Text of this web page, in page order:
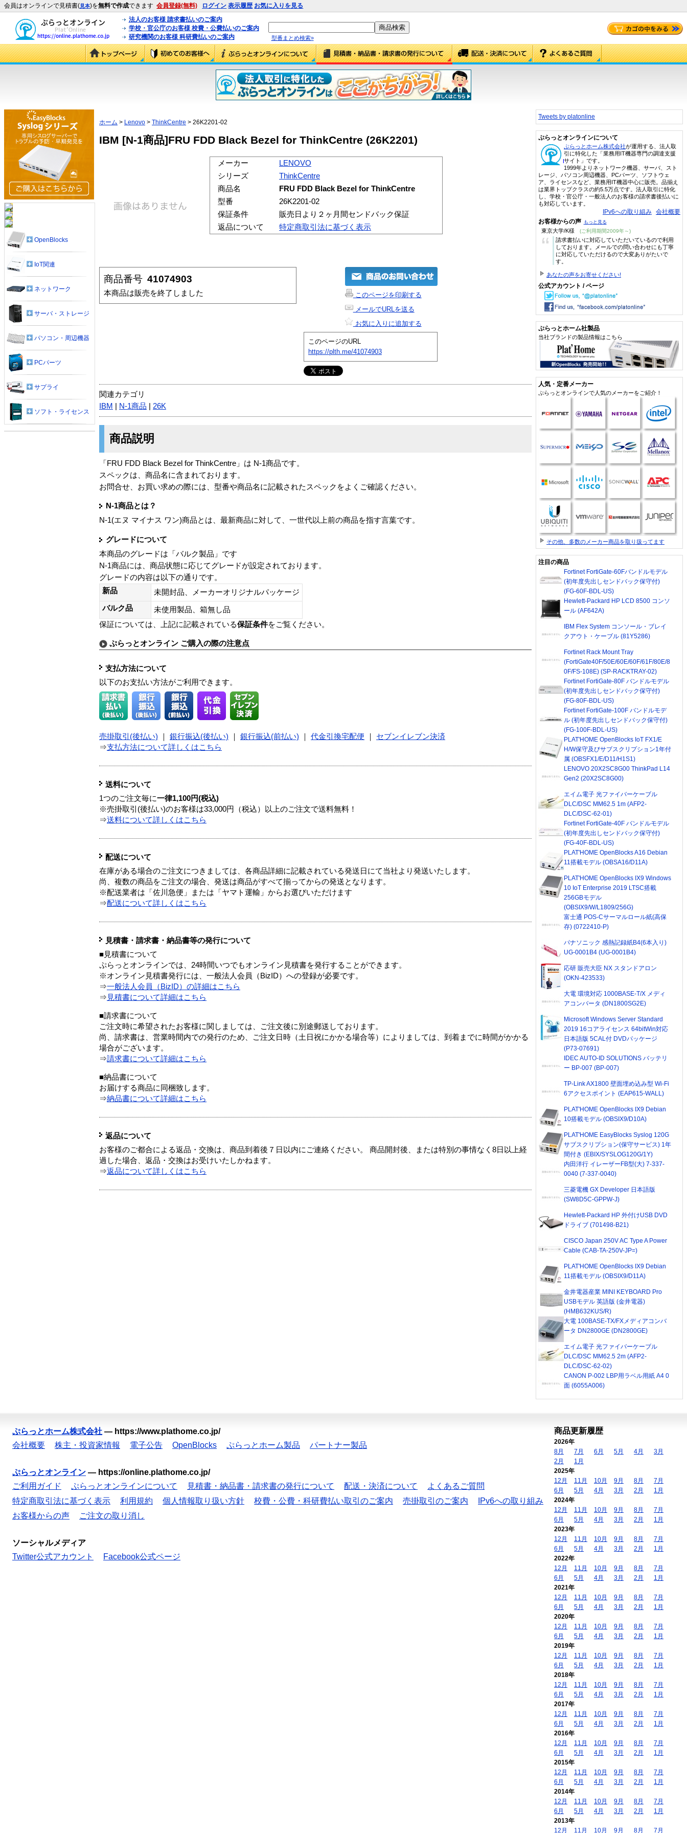
会員はオンラインで見積書(見本)を無料で作成できます 会員登録(無料) ログイン 表示履歴 お気に入りを見る
法人のお客様 請求書払いのご案内
学校・官公庁のお客様 校費・公費払いのご案内
研究機関のお客様 科研費払いのご案内
型番まとめ検索»
ホーム > Lenovo > ThinkCentre > 26K2201-02
IBM [N-1商品]FRU FDD Black Bezel for ThinkCentre (26K2201)
メーカー
LENOVO
シリーズ
ThinkCentre
商品名
FRU FDD Black Bezel for ThinkCentre
型番
26K2201-02
保証条件
販売日より２ヶ月間センドバック保証
返品について
特定商取引法に基づく表示
商品番号 41074903
本商品は販売を終了しました
このページを印刷する
メールでURLを送る
お気に入りに追加する
このページのURL
https://plth.me/41074903
関連カテゴリ
IBM
N-1商品 26K
商品説明
「FRU FDD Black Bezel for ThinkCentre」は N-1商品です。
スペックは、商品名に含まれております。
お問合せ、お買い求めの際には、型番や商品名に記載されたスペックをよくご確認ください。
N-1商品とは？
N-1(エヌ マイナス ワン)商品とは、最新商品に対して、一世代以上前の商品を指す言葉です。
グレードについて
本商品のグレードは「バルク製品」です
N-1商品には、商品状態に応じてグレードが設定されております。
グレードの内容は以下の通りです。
新品
未開封品、メーカーオリジナルパッケージ
バルク品
未使用製品、箱無し品
保証については、上記に記載されている保証条件をご覧ください。
ぷらっとオンライン ご購入の際の注意点
支払方法について
以下のお支払い方法がご利用できます。
売掛取引(後払い) 銀行振込(後払い) 銀行振込(前払い) 代金引換宅配便
セブンイレブン決済
⇒支払方法について詳しくはこちら
送料について
1つのご注文毎に一律1,100円(税込)
※売掛取引(後払い)のお客様は33,000円（税込）以上のご注文で送料無料！
⇒送料について詳しくはこちら
配送について
在庫がある場合のご注文につきましては、各商品詳細に記載されている発送日にて当社より発送いたします。
尚、複数の商品をご注文の場合、発送は商品がすべて揃ってからの発送となります。
※配送業者は「佐川急便」または「ヤマト運輸」からお選びいただけます
⇒配送について詳しくはこちら
見積書・請求書・納品書等の発行について
■見積書について
ぷらっとオンラインでは、24時間いつでもオンライン見積書を発行することができます。
※オンライン見積書発行には、一般法人会員（BizID）への登録が必要です。
⇒一般法人会員（BizID）の詳細はこちら
⇒ 見積書について詳細はこちら
■請求書について
ご注文時に希望されたお客様に関しましては、ご注文後に別途郵送しております。
尚、請求書は、営業時間内での発行のため、ご注文日時（土日祝にかかる場合等）によりましては、到着までに時間がかかる
場合がございます。
⇒請求書について詳細はこちら
■納品書について
お届けする商品に同梱致します。
⇒納品書について詳細はこちら
返品について
お客様のご都合による返品・交換は、商品到着後７日以内にご連絡ください。 商品開封後、または特別の事情なく8日以上経
過した場合、返品・交換はお受けいたしかねます。
⇒返品について詳しくはこちら
OpenBlocks
IoT関連
ネットワーク
サーバ・ストレージ
パソコン・周辺機器
PCパーツ
サプライ
ソフト・ライセンス
Tweets by platonline
ぷらっとオンラインについて
ぷらっとホーム株式会社が運用する、法人取
引に特化した「業務用IT機器専門の調達支援
サイト」です。
1999年よりネットワーク機器、サーバ、スト
レージ、パソコン周辺機器、PCパーツ、ソフトウェ
ア、ライセンスなど、業務用IT機器中心に販売。品揃え
は業界トップクラスの約5.5万点です。法人取引に特化
し、学校・官公庁・一般法人のお客様の請求書後払いに
も対応しています。
IPv6への取り組み 会社概要
お客様からの声 もっと見る
東京大学/K様 (ご利用期間2009年～)
“
請求書払いに対応していただいているので利用
しております。メールでの問い合わせにも丁寧
に対応していただけるので大変ありがたいで
す。
あなたの声をお寄せください!
公式アカウント / ページ
ぷらっとホーム社製品
当社ブランドの製品情報はこちら
人気・定番メーカー
ぷらっとオンラインで人気のメーカーをご紹介！
その他、多数のメーカー商品を取り扱ってます
注目の商品
Fortinet FortiGate-60Fバンドルモデル
(初年度先出しセンドバック保守付)
(FG-60F-BDL-US)
Hewlett-Packard HP LCD 8500 コンソ
ール (AF642A)
IBM Flex System コンソール・ブレイ
クアウト・ケーブル (81Y5286)
Fortinet Rack Mount Tray
(FortiGate40F/50E/60E/60F/61F/80E/8
0F/FS-108E) (SP-RACKTRAY-02)
Fortinet FortiGate-80F バンドルモデル
(初年度先出しセンドバック保守付)
(FG-80F-BDL-US)
Fortinet FortiGate-100F バンドルモデ
ル (初年度先出しセンドバック保守付)
(FG-100F-BDL-US)
PLAT'HOME OpenBlocks IoT FX1/E
H/W保守及びサブスクリプション1年付
属 (OBSFX1/E/D11/H1S1)
LENOVO 20X2SC8G00 ThinkPad L14
Gen2 (20X2SC8G00)
エイム電子 光ファイバーケーブル
DLC/DSC MM62.5 1m (AFP2-
DLC/DSC-62-01)
Fortinet FortiGate-40F バンドルモデル
(初年度先出しセンドバック保守付)
(FG-40F-BDL-US)
PLAT'HOME OpenBlocks A16 Debian
11搭載モデル (OBSA16/D11A)
PLAT'HOME OpenBlocks IX9 Windows
10 IoT Enterprise 2019 LTSC搭載
256GBモデル
(OBSIX9/W/L1809/256G)
富士通 POS-Cサーマルロール紙(高保
存) (0722410-P)
パナソニック 感熱記録紙B4(6本入り)
UG-0001B4 (UG-0001B4)
応研 販売大臣 NX スタンドアロン
(OKN-423533)
大電 環境対応 1000BASE-T/X メディ
アコンバータ (DN1800SG2E)
Microsoft Windows Server Standard
2019 16コアライセンス 64bitWin対応
日本語版 5CAL付 DVDパッケージ
(P73-07691)
IDEC AUTO-ID SOLUTIONS バッテリ
ー BP-007 (BP-007)
TP-Link AX1800 壁面埋め込み型 Wi-Fi
6アクセスポイント (EAP615-WALL)
PLAT'HOME OpenBlocks IX9 Debian
10搭載モデル (OBSIX9/D10A)
PLAT'HOME EasyBlocks Syslog 120G
サブスクリプション(保守サービス) 1年
間付き (EBIX/SYSLOG120G/1Y)
内田洋行 イレーザーFB型(大) 7-337-
0040 (7-337-0040)
三菱電機 GX Developer 日本語版
(SW8D5C-GPPW-J)
Hewlett-Packard HP 外付けUSB DVD
ドライブ (701498-B21)
CISCO Japan 250V AC Type A Power
Cable (CAB-TA-250V-JP=)
PLAT'HOME OpenBlocks IX9 Debian
11搭載モデル (OBSIX9/D11A)
金井電器産業 MINI KEYBOARD Pro
USBモデル 英語版 (金井電器)
(HMB632KUS/R)
大電 100BASE-TX/FXメディアコンバ
ータ DN2800GE (DN2800GE)
エイム電子 光ファイバーケーブル
DLC/DSC MM62.5 2m (AFP2-
DLC/DSC-62-02)
CANON P-002 LBP用ラベル用紙 A4 0
面 (6055A006)
ぷらっとホーム株式会社 — https://www.plathome.co.jp/
会社概要
株主・投資家情報 電子公告 OpenBlocks ぷらっとホーム製品 パートナー製品
ぷらっとオンライン — https://online.plathome.co.jp/
ご利用ガイド
ぷらっとオンラインについて 見積書・納品書・請求書の発行について 配送・決済について
よくあるご質問
特定商取引法に基づく表示
利用規約 個人情報取り扱い方針 校費・公費・科研費払い取引のご案内 売掛取引のご案内
IPv6への取り組み
お客様からの声
ご注文の取り消し
ソーシャルメディア
Twitter公式アカウント
Facebook公式ページ
商品更新履歴
2026年
8月
7月 6月 5月 4月
3月
2月
1月
2025年
12月
11月 10月 9月 8月
7月
6月
5月 4月 3月 2月
1月
2024年
12月
11月 10月 9月 8月
7月
6月
5月 4月 3月 2月
1月
2023年
12月
11月 10月 9月 8月
7月
6月
5月 4月 3月 2月
1月
2022年
12月
11月 10月 9月 8月
7月
6月
5月 4月 3月 2月
1月
2021年
12月
11月 10月 9月 8月
7月
6月
5月 4月 3月 2月
1月
2020年
12月
11月 10月 9月 8月
7月
6月
5月 4月 3月 2月
1月
2019年
12月
11月 10月 9月 8月
7月
6月
5月 4月 3月 2月
1月
2018年
12月
11月 10月 9月 8月
7月
6月
5月 4月 3月 2月
1月
2017年
12月
11月 10月 9月 8月
7月
6月
5月 4月 3月 2月
1月
2016年
12月
11月 10月 9月 8月
7月
6月
5月 4月 3月 2月
1月
2015年
12月
11月 10月 9月 8月
7月
6月
5月 4月 3月 2月
1月
2014年
12月
11月 10月 9月 8月
7月
6月
5月 4月 3月 2月
1月
2013年
12月
11月 10月 9月 8月 7月